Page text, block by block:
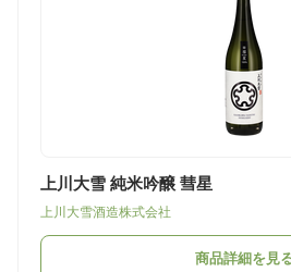
上川大雪 純米吟醸 彗星
上川大雪酒造株式会社
商品詳細を見